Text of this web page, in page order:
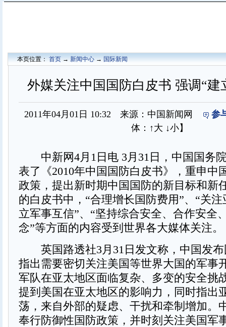
本页位置：首页→新闻中心→国际新闻
外媒关注中国国防白皮书 强调“建
2011年04月01日 10:32 来源：中国新闻网
参
体： ↑大 ↓小】
中新网4月1日电 3月31日，中国国务
表了《2010年中国国防白皮书》，重申中
政策，提出新时期中国国防的新目标和新
的白皮书中，“合理增长国防费用”、“关
立军事互信”、“坚持综合安全、合作安全
念”等方面的内容受到世界各大媒体关注。
英国路透社3月31日发文称，中国发布
指出需要密切关注美国等世界大国的军事
军队在亚太地区面临复杂、多变的安全挑
提到美国在亚太地区的影响力，同时指出
荡，来自外部的疑虑、干扰和牵制增加。
奉行防御性国防政策，并时刻关注美国军